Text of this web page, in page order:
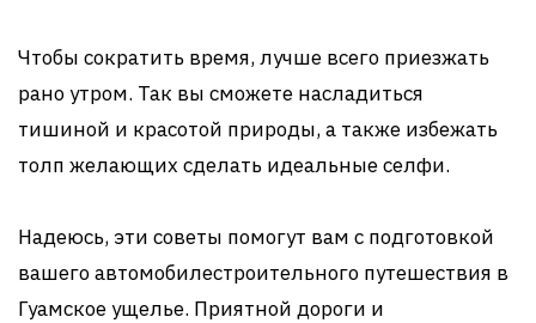
Чтобы сократить время, лучше всего приезжать
рано утром. Так вы сможете насладиться
тишиной и красотой природы, а также избежать
толп желающих сделать идеальные селфи.
Надеюсь, эти советы помогут вам с подготовкой
вашего автомобилестроительного путешествия в
Гуамское ущелье. Приятной дороги и